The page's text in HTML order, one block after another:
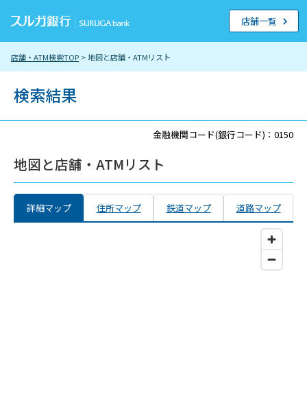
店舗・ATM検索TOP > 地図と店舗・ATMリスト
店舗一覧
検索結果
金融機関コード(銀行コード)：0150
地図と店舗・ATMリスト
詳細マップ 住所マップ 鉄道マップ 道路マップ